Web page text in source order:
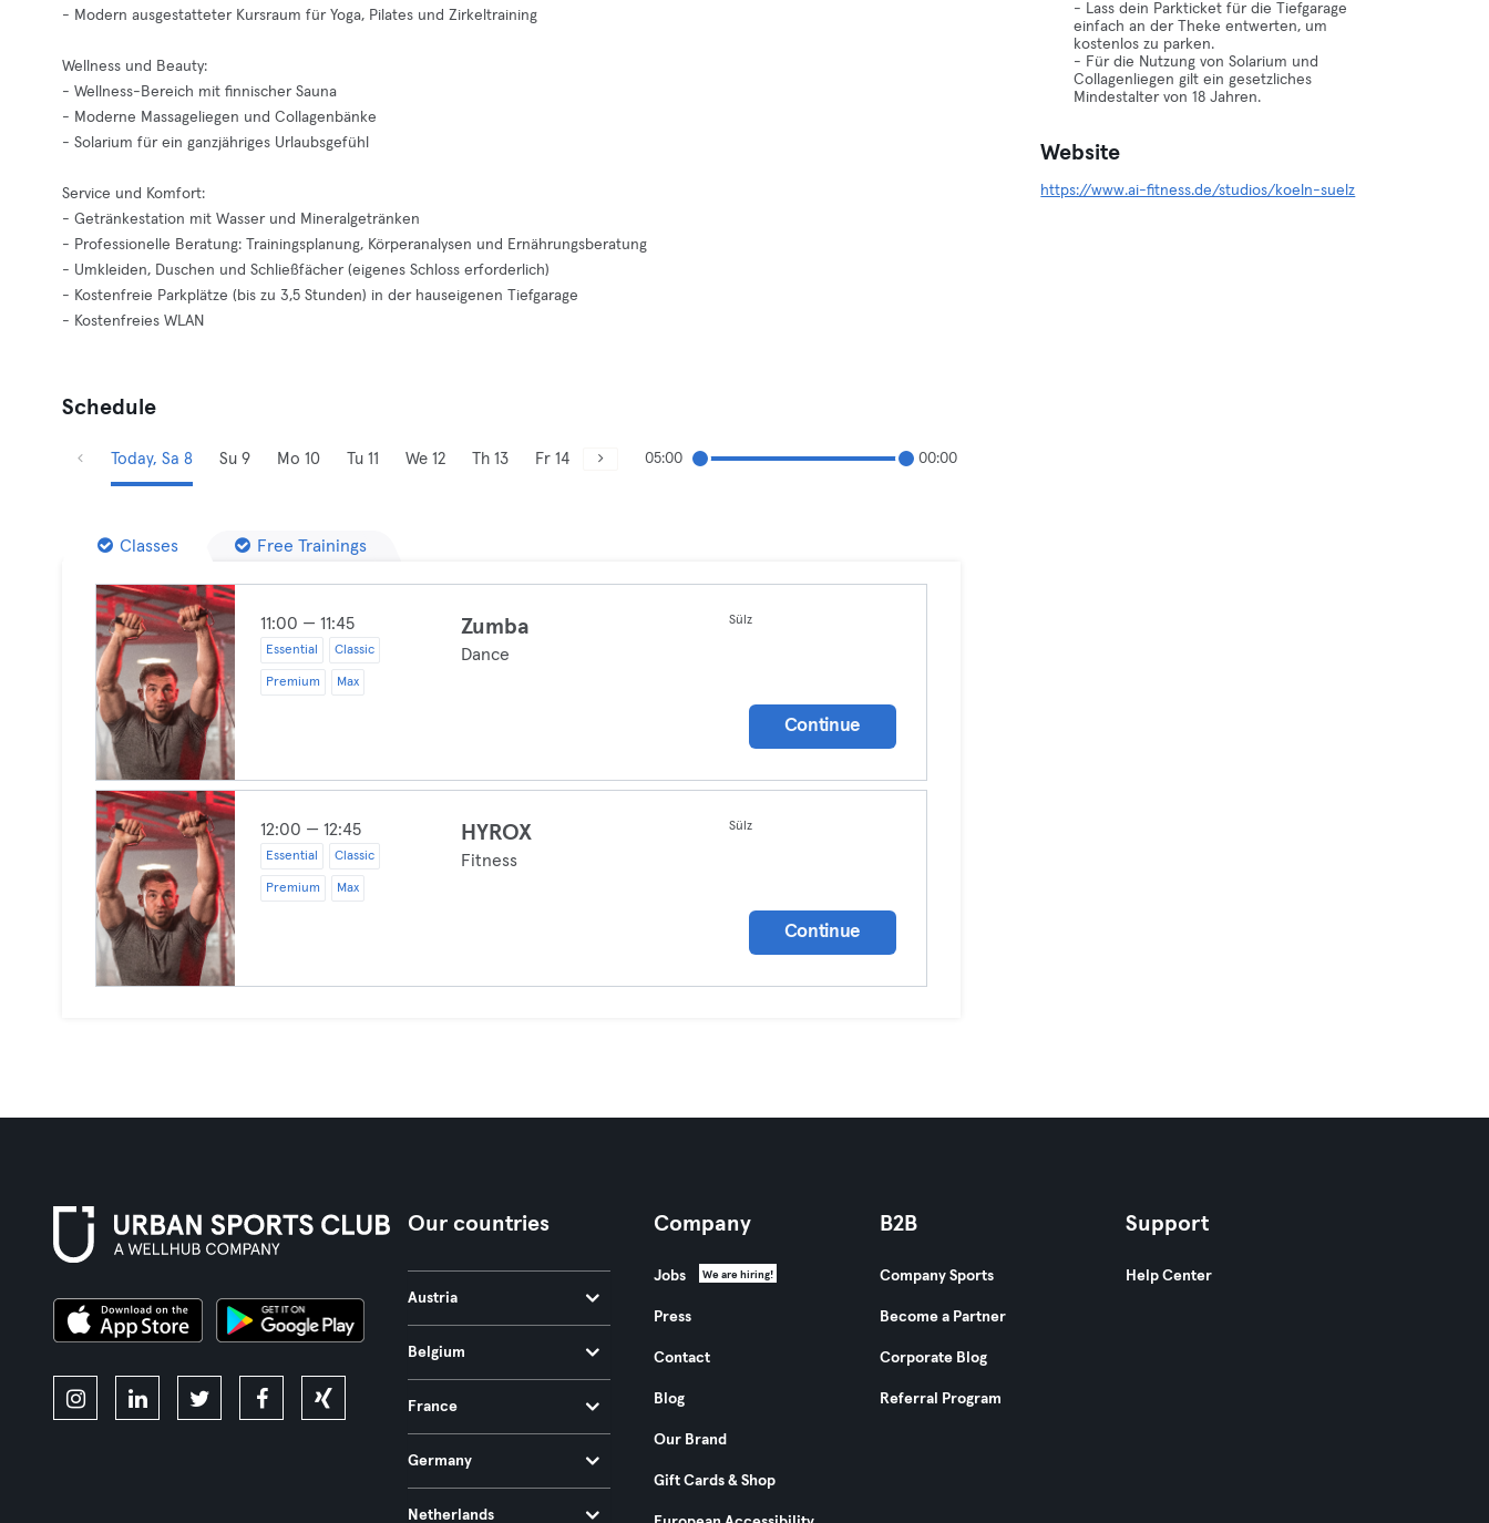
- Modern ausgestatteter Kursraum für Yoga, Pilates und Zirkeltraining
Wellness und Beauty:
- Wellness-Bereich mit finnischer Sauna
- Moderne Massageliegen und Collagenbänke
- Solarium für ein ganzjähriges Urlaubsgefühl
Service und Komfort:
- Getränkestation mit Wasser und Mineralgetränken
- Professionelle Beratung: Trainingsplanung, Körperanalysen und Ernährungsberatung
- Umkleiden, Duschen und Schließfächer (eigenes Schloss erforderlich)
- Kostenfreie Parkplätze (bis zu 3,5 Stunden) in der hauseigenen Tiefgarage
- Kostenfreies WLAN
Schedule
Today, Sa 8 Su 9 Mo 10 Tu 11 We 12 Th 13 Fr 14 05:00 00:00
Classes Free Trainings
11:00 — 11:45
Essential Classic
Premium Max
Zumba
Dance
Sülz
Continue
12:00 — 12:45
Essential Classic
Premium Max
HYROX
Fitness
Sülz
Continue
- Lass dein Parkticket für die Tiefgarage
einfach an der Theke entwerten, um
kostenlos zu parken.
- Für die Nutzung von Solarium und
Collagenliegen gilt ein gesetzliches
Mindestalter von 18 Jahren.
Website
https://www.ai-fitness.de/studios/koeln-suelz
Our countries
Austria
Belgium
France
Germany
Netherlands
Company
Jobs We are hiring!
Press
Contact
Blog
Our Brand
Gift Cards & Shop
B2B
Company Sports
Become a Partner
Corporate Blog
Referral Program
Support
Help Center